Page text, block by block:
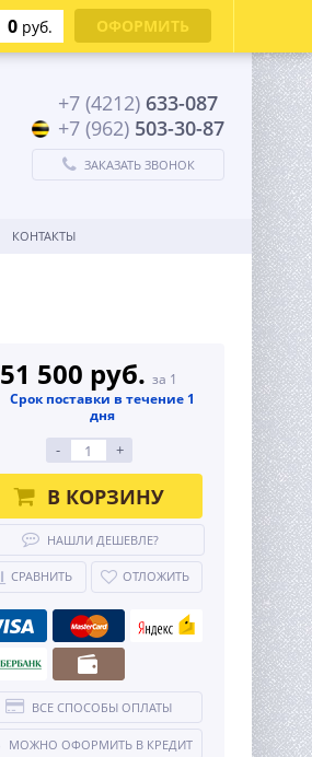
+7 (4212) 633-087
+7 (962) 503-30-87
ЗАКАЗАТЬ ЗВОНОК
КОНТАКТЫ
51 500 руб. за 1
Срок поставки в течение 1
дня
- +
В КОРЗИНУ
НАШЛИ ДЕШЕВЛЕ?
СРАВНИТЬ ОТЛОЖИТЬ
ВСЕ СПОСОБЫ ОПЛАТЫ
МОЖНО ОФОРМИТЬ В КРЕДИТ
0 руб. ОФОРМИТЬ